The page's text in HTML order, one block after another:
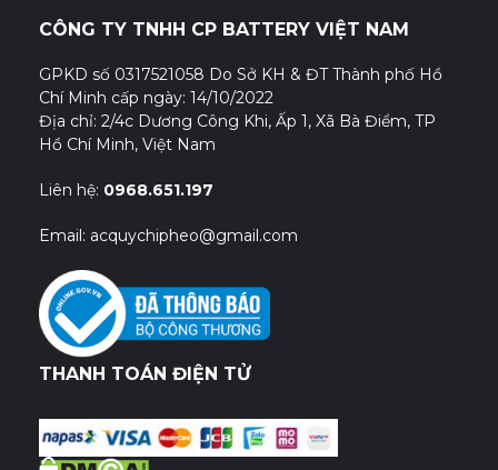
CÔNG TY TNHH CP BATTERY VIỆT NAM
GPKD số 0317521058 Do Sở KH & ĐT Thành phố Hồ
Chí Minh cấp ngày: 14/10/2022
Địa chỉ: 2/4c Dương Công Khi, Ấp 1, Xã Bà Điểm, TP
Hồ Chí Minh, Việt Nam
Liên hệ: 0968.651.197
Email: acquychipheo@gmail.com
THANH TOÁN ĐIỆN TỬ